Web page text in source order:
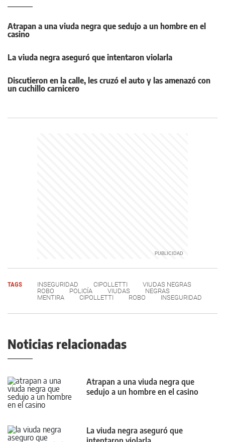
Atrapan a una viuda negra que sedujo a un hombre en el
casino
La viuda negra aseguró que intentaron violarla
Discutieron en la calle, les cruzó el auto y las amenazó con
un cuchillo carnicero
TAGS INSEGURIDAD CIPOLLETTI
VIUDAS NEGRAS
ROBO
POLICÍA VIUDAS
NEGRAS
MENTIRA
CIPOLLETTI ROBO INSEGURIDAD
Noticias relacionadas
Atrapan a una viuda negra que
sedujo a un hombre en el casino
La viuda negra aseguró que